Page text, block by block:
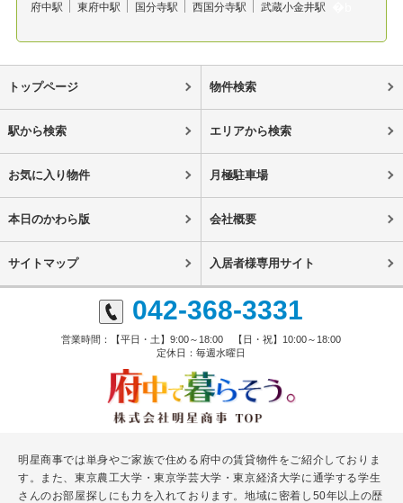
府中駅 東府中駅 国分寺駅 西国分寺駅 武蔵小金井駅
トップページ 物件検索
駅から検索 エリアから検索
お気に入り物件 月極駐車場
本日のかわら版 会社概要
サイトマップ 入居者様専用サイト
042-368-3331
営業時間：【平日・土】9:00～18:00 【日・祝】10:00～18:00
定休日：毎週水曜日
明星商事では単身やご家族で住める府中の賃貸物件をご紹介しておりま
す。また、東京農工大学・東京学芸大学・東京経済大学に通学する学生
さんのお部屋探しにも力を入れております。地域に密着し50年以上の歴